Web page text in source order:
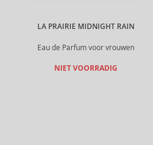
LA PRAIRIE MIDNIGHT RAIN
Eau de Parfum voor vrouwen
NIET VOORRADIG